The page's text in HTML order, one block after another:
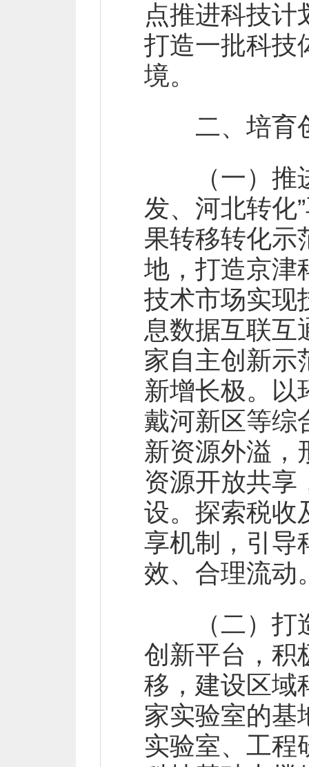
点推进科技计
打造一批科技
境。
二、培育
（一）推进
发、河北转化
果转移转化示
地，打造京津
技术市场实现
息数据互联互
家自主创新示
新增长极。以
戴河新区等综
新资源外溢，
资源开放共享
设。探索税收
享机制，引导
效、合理流动
（二）打造
创新平台，积
移，建设区域
家实验室的基
实验室、工程